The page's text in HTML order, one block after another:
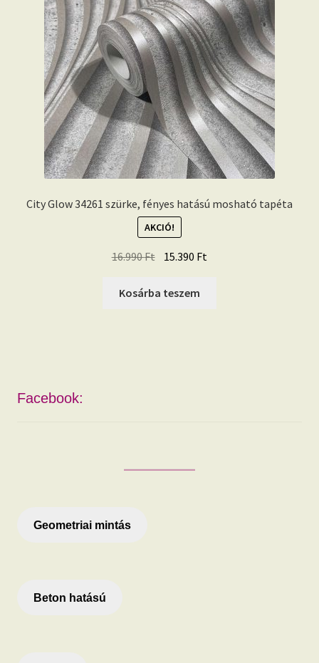
City Glow 34261 szürke, fényes hatású mosható tapéta
AKCIÓ!
16.990Ft Original
was:
15.390 Ft
Kosárba teszem
Facebook:
Geometriai mintás
Beton hatású